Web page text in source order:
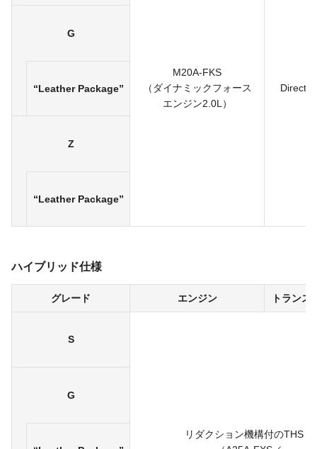
M20A-FKS
（ダイナミックフォース
エンジン2.0L）
Direct
G
“Leather Package”
Z
“Leather Package”
ハイブリッド仕様
グレード エンジン トランス
S
リダクション機構付のTHSⅡ
G